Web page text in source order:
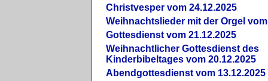
Christvesper vom 24.12.2025
Weihnachtslieder mit der Orgel vom
Gottesdienst vom 21.12.2025
Weihnachtlicher Gottesdienst des
Kinderbibeltages vom 20.12.2025
Abendgottesdienst vom 13.12.2025